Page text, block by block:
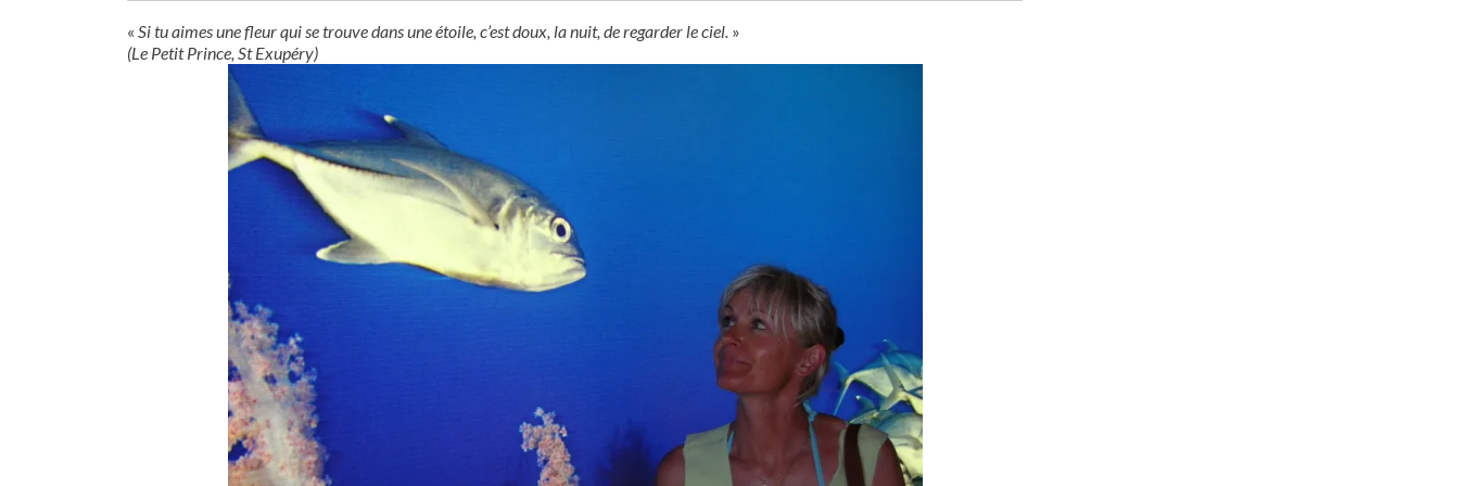
« Si tu aimes une fleur qui se trouve dans une étoile, c’est doux, la nuit, de regarder le ciel. »
(Le Petit Prince, St Exupéry)